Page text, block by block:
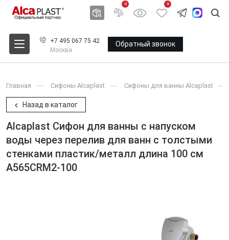
0 0
+7 495 067 75 42
Москва
Обратный звонок
Главная Сифоны Alcaplast Сифоны для ванны Alcaplast
Назад в каталог
Alcaplast Сифон для ванны с напуском
воды через перелив для ванн с толстыми
стенками пластик/металл длина 100 см
A565CRM2-100